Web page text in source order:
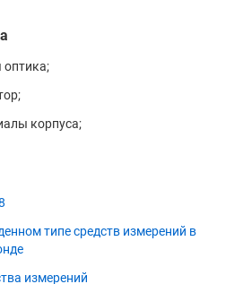
с магнитным демпфером.
покрытием.
углов.
углов.
оптика;
корпуса;
типе средств измерений в
измерений